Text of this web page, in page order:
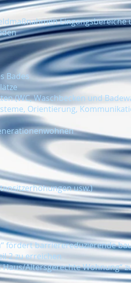
Bades
(WC, Waschbecken und
Orientierung,
usw.)
fördert barrierereduzierende
2 zu erreichen
Altersgerechte Wohnung“